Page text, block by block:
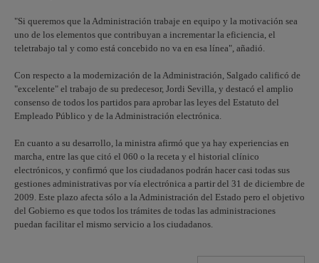
"Si queremos que la Administración trabaje en equipo y la motivación sea
uno de los elementos que contribuyan a incrementar la eficiencia, el
teletrabajo tal y como está concebido no va en esa línea", añadió.
Con respecto a la modernización de la Administración, Salgado calificó de
"excelente" el trabajo de su predecesor, Jordi Sevilla, y destacó el amplio
consenso de todos los partidos para aprobar las leyes del Estatuto del
Empleado Público y de la Administración electrónica.
En cuanto a su desarrollo, la ministra afirmó que ya hay experiencias en
marcha, entre las que citó el 060 o la receta y el historial clínico
electrónicos, y confirmó que los ciudadanos podrán hacer casi todas sus
gestiones administrativas por vía electrónica a partir del 31 de diciembre de
2009. Este plazo afecta sólo a la Administración del Estado pero el objetivo
del Gobierno es que todos los trámites de todas las administraciones
puedan facilitar el mismo servicio a los ciudadanos.